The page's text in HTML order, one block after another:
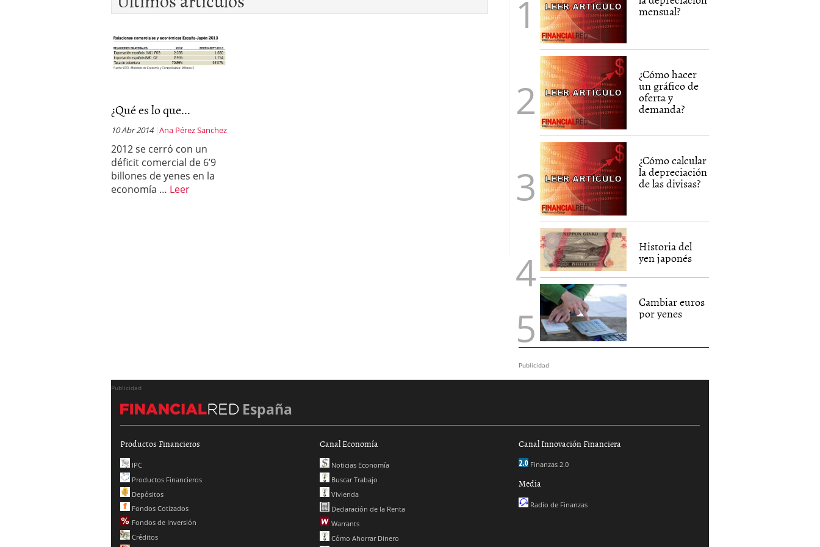
¿Qué es lo que...
10 Abr 2014 Ana Pérez Sanchez
2012 se cerró con un
déficit comercial de 6’9
billones de yenes en la
economía … Leer
mensual?
¿Cómo hacer
un gráfico de
oferta y
demanda?
¿Cómo calcular
la depreciación
de las divisas?
Historia del
yen japonés
Cambiar euros
por yenes
Publicidad
Publicidad
España
Productos Financieros
IPC
Productos Financieros
Depósitos
Fondos Cotizados
Fondos de Inversión
Créditos
Canal Economía
Noticias Economía
Buscar Trabajo
Vivienda
Declaración de la Renta
Warrants
Cómo Ahorrar Dinero
Canal Innovación Financiera
Finanzas 2.0
Media
Radio de Finanzas